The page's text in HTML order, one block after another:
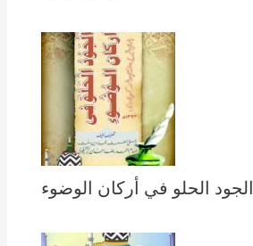
الجود الحلو في أركان الوضوء